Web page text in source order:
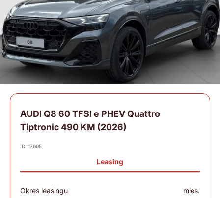
AUDI Q8 60 TFSI e PHEV Quattro
Tiptronic 490 KM (2026)
ID: 17005
Leasing
Okres leasingu mies.